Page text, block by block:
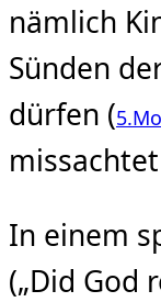
nämlich
Sünden
dürfen (
In einem
(„Did God